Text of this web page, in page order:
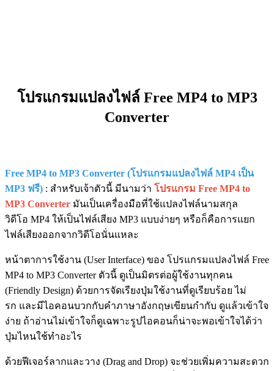
โปรแกรมแปลงไฟล์ Free MP4 to MP3
Converter
Free MP4 to MP3 Converter (โปรแกรมแปลงไฟล์ MP4 เป็น
MP3 ฟรี) : สำหรับเจ้าตัวนี้ มีนามว่า โปรแกรม Free MP4 to
MP3 Converter มันเป็นเครื่องมือที่ใช้แปลงไฟล์นามสกุล
วิดีโอ MP4 ให้เป็นไฟล์เสียง MP3 แบบง่ายๆ หรือก็คือการแยก
ไฟล์เสียงออกจากวิดีโอนั่นแหละ
หน้าตาการใช้งาน (User Interface) ของ โปรแกรมแปลงไฟล์ Free
MP4 to MP3 Converter ตัวนี้ ดูเป็นมิตรต่อผู้ใช้งานทุกคน
(Friendly Design) ด้วยการจัดเรียงปุ่มใช้งานที่ดูเรียบร้อย ไม่
รก และมีไอคอนบวกกับคำภาษาอังกฤษเขียนกำกับ ดูแล้วเข้าใจ
ง่าย ถ้าอ่านไม่เข้าใจก็ดูเฉพาะรูปไอคอนก็น่าจะพอเข้าใจได้ว่า
ปุ่มไหนใช้ทำอะไร
ด้วยฟีเจอร์ลากและวาง (Drag and Drop) จะช่วยเพิ่มความสะดวก